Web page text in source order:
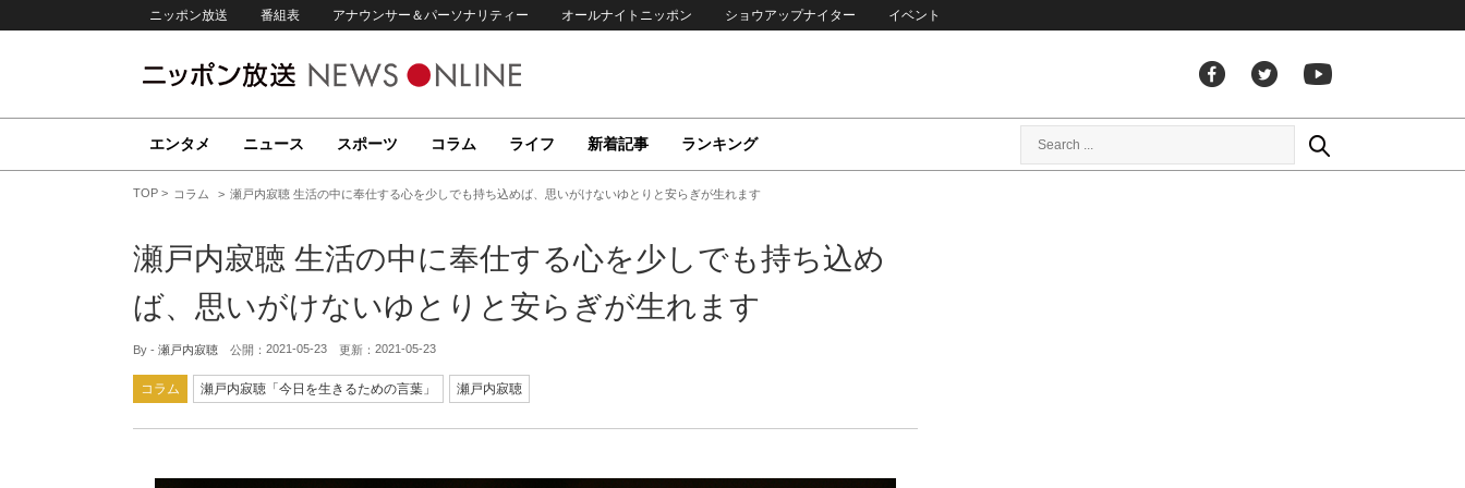
ニッポン放送 番組表 アナウンサー＆パーソナリティー オールナイトニッポン ショウアップナイター イベント
エンタメ ニュース スポーツ コラム ライフ 新着記事 ランキング
TOP コラム 瀬戸内寂聴 生活の中に奉仕する心を少しでも持ち込めば、思いがけないゆとりと安らぎが生れます
瀬戸内寂聴 生活の中に奉仕する心を少しでも持ち込め
ば、思いがけないゆとりと安らぎが生れます
By - 瀬戸内寂聴 公開： 2021-05-23 更新： 2021-05-23
コラム 瀬戸内寂聴「今日を生きるための言葉」 瀬戸内寂聴